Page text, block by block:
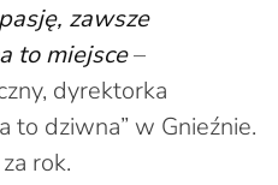
zawsze
to miejsce–
dyrektorka
to dziwna” w Gnieźnie.
rok.